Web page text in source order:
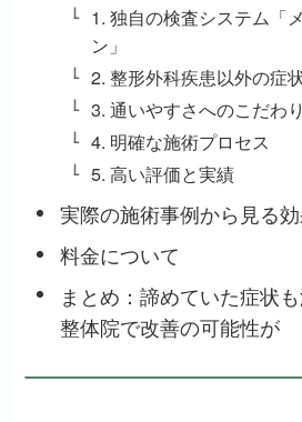
1. 独自の検査システム「
ン」
2. 整形外科疾患以外の症
3. 通いやすさへのこだわり
4. 明確な施術プロセス
5. 高い評価と実績
実際の施術事例から見る
料金について
まとめ：諦めていた症状
整体院で改善の可能性が